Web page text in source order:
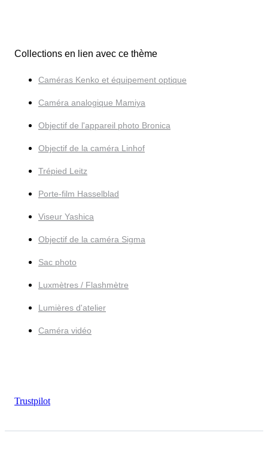
Collections en lien avec ce thème
Caméras Kenko et équipement optique
Caméra analogique Mamiya
Objectif de l'appareil photo Bronica
Objectif de la caméra Linhof
Trépied Leitz
Porte-film Hasselblad
Viseur Yashica
Objectif de la caméra Sigma
Sac photo
Luxmètres / Flashmètre
Lumières d'atelier
Caméra vidéo
Trustpilot